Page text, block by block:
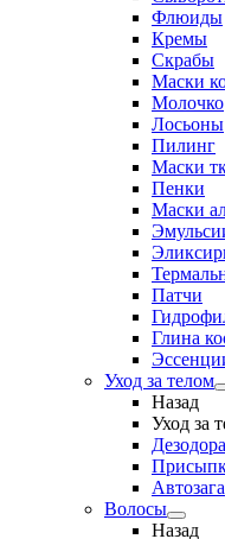
Флюиды
Кремы
Скрабы
Маски
Молочко
Лосьоны
Пилинг
Маски
Пенки
Маски
Патчи
Глина
Уход за телом
Назад
Уход за
Волосы
Назад